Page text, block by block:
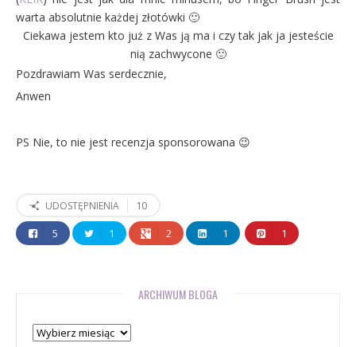
warta absolutnie każdej złotówki 🙂
Ciekawa jestem kto już z Was ją ma i czy tak jak ja jesteście
nią zachwycone 🙂
Pozdrawiam Was serdecznie,
Anwen
PS Nie, to nie jest recenzja sponsorowana 😉
UDOSTĘPNIENIA
10
5
1 2 1 1
ARCHIWUM BLOGA
Archiwum